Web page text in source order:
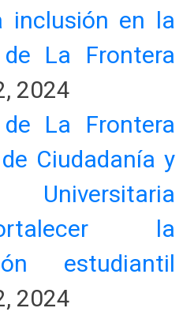
inclusión en la
de La Frontera
2024
de La Frontera
Ciudadanía y
Universitaria
la
estudiantil
2024